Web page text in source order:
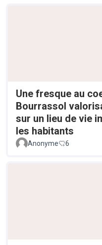
Une fresque au
Bourrassol
sur un lieu de vie
les habitants
Anonyme 6